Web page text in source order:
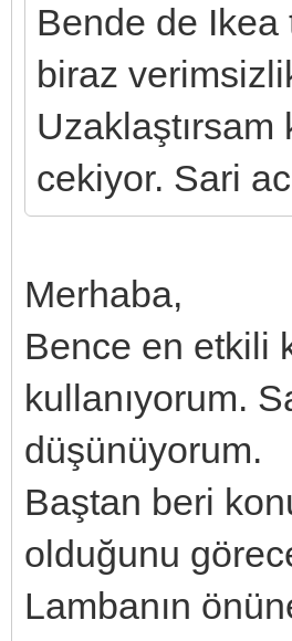
Bende de Ikea
biraz
cekiyor. Sari
Merhaba,
Bence en etkili
kullanıyorum.
düşünüyorum.
Baştan beri
olduğunu
Lambanın